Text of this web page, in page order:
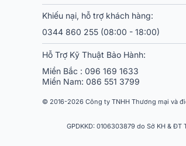
Khiếu nại, hỗ trợ khách hàng:
0344 860 255 (08:00 - 18:00)
Hỗ Trợ Kỹ Thuật Bảo Hành:
Miền Bắc : 096 169 1633
Miền Nam: 086 551 3799
© 2016-2026 Công ty TNHH Thương mại và
GPDKKD: 0106303879 do Sở KH &